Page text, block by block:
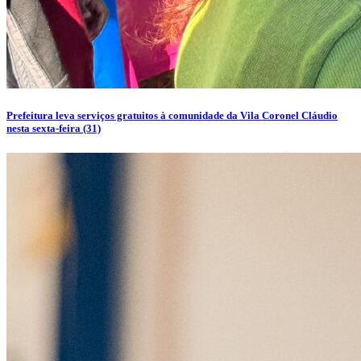
Prefeitura leva serviços gratuitos à comunidade da Vila Coronel Cláudio
nesta sexta-feira (31)